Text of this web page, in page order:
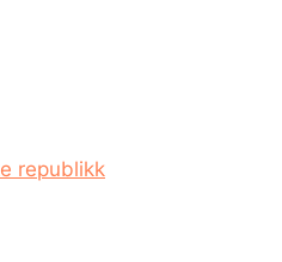
republikk